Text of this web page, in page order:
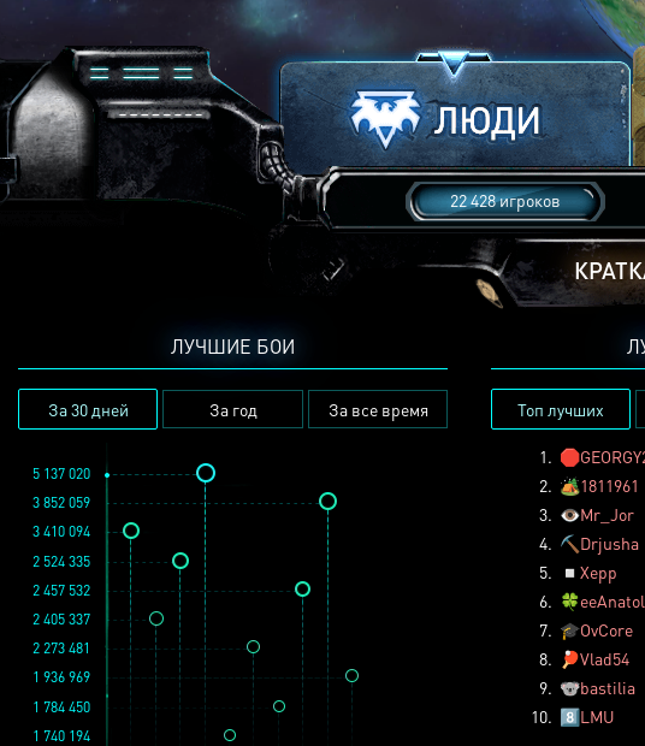
22 428 игроков
ЛУЧШИЕ БОИ
За 30 дней За год За все время
1 936 969
3 852 059
2 457 532
1 784 450
2 273 481
1 740 194
5 137 020
2 524 335
2 405 337
3 410 094
Топ лучших
1. 🛑
2. 🏕️1811961
3. 👁️Mr_Jor
4. ⛏️ Drjusha
5.
◽ Xepp
6. 🍀
7. 🎓OvCore
8.
🏓Vlad54
9. 🐨bastilia
10. 8️⃣LMU